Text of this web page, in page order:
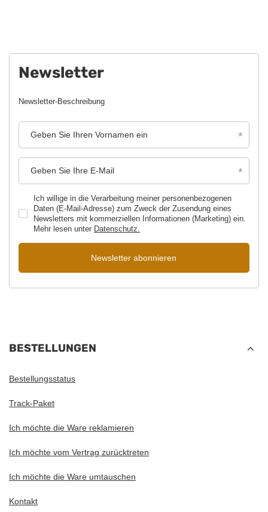
Newsletter
Newsletter-Beschreibung
Geben Sie Ihren Vornamen ein
Geben Sie Ihre E-Mail
Ich willige in die Verarbeitung meiner personenbezogenen
Daten (E-Mail-Adresse) zum Zweck der Zusendung eines
Newsletters mit kommerziellen Informationen (Marketing) ein.
Mehr lesen unter Datenschutz.
Newsletter abonnieren
BESTELLUNGEN
Bestellungsstatus
Track-Paket
Ich möchte die Ware reklamieren
Ich möchte vom Vertrag zurücktreten
Ich möchte die Ware umtauschen
Kontakt